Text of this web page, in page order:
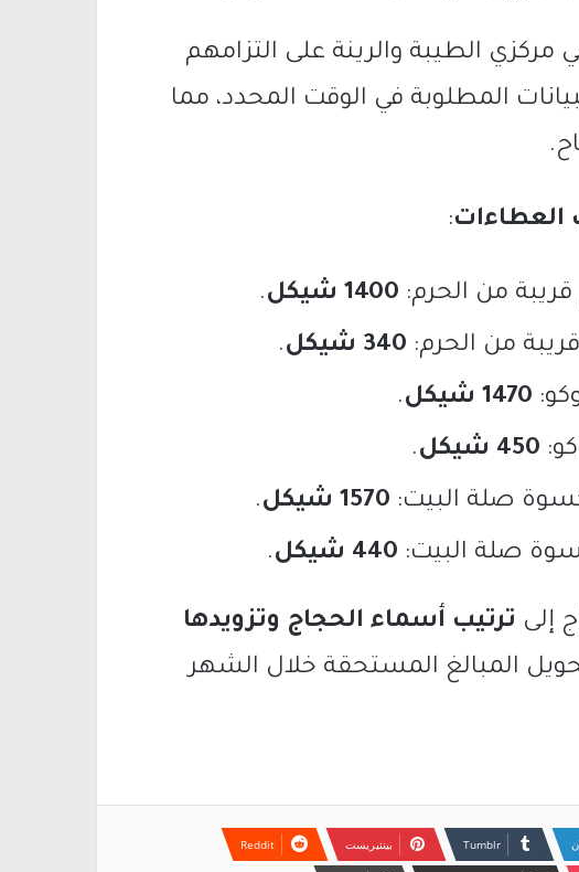
مركزي الطيبة والرينة على التزامهم
المطلوبة في الوقت المحدد، مما
العطاءات:
1400 شيكل
.
340 شيكل
.
1470 شيكل
.
450 شيكل
.
1570 شيكل
.
440 شيكل .
إلى ترتيب أسماء الحجاج وتزويدها
المبالغ المستحقة خلال الشهر
بينتيريست